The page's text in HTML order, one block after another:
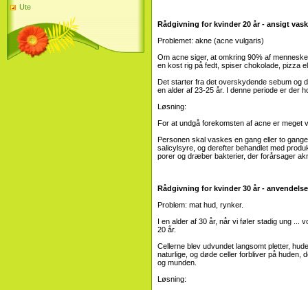
Ute
Rådgivning for kvinder 20 år - ansigt vask
Problemet: akne (acne vulgaris)
Om acne siger, at omkring 90% af
en kost rig på fedt, spiser chokolade, pizza
Det starter fra det overskydende sebum og
en alder af 23-25 ​​år. I denne periode er der
Løsning:
For at undgå forekomsten af ​​acne er meget
Personen skal vaskes en gang eller to
salicylsyre, og derefter behandlet med
porer og dræber bakterier, der forårsager
Rådgivning for kvinder 30 år -
Problem: mat hud, rynker.
I en alder af 30 år, når vi føler stadig ung ...
20 år.
Cellerne blev udvundet langsomt pletter,
naturlige, og døde celler forbliver på
og munden.
Løsning: